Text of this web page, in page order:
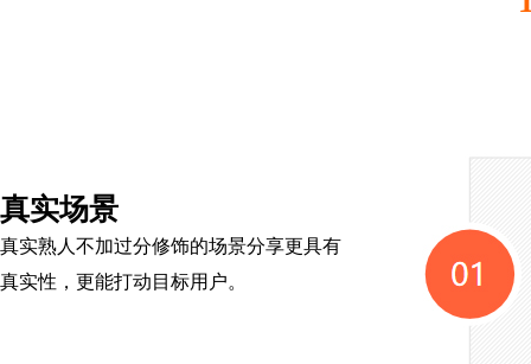
真实场景
真实熟人不加过分修饰的场景分享更具有
真实性，更能打动目标用户。